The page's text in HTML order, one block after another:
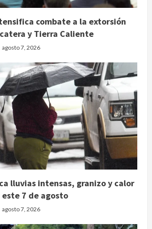
combate a la extorsión
y Tierra Caliente
agosto 7, 2026
lluvias intensas, granizo y calor
7 de agosto
agosto 7, 2026
México y Perú restablecen
relaciones diplomáticas tras cuatro
años de enfrentamientos
agosto 8, 2026
Declaran accidental la muerte de